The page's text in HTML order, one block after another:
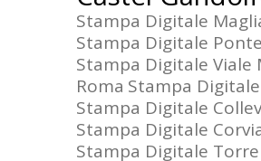
Stampa Digitale
Stampa Digitale
Stampa Digitale Viale
Roma Stampa
Stampa Digitale
Stampa Digitale
Stampa Digitale Torre